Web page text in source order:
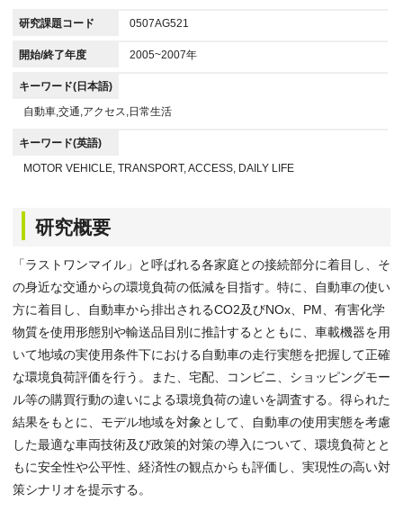
研究課題コード 0507AG521
開始/終了年度 2005~2007年
キーワード(日本語)
自動車,交通,アクセス,日常生活
キーワード(英語)
MOTOR VEHICLE, TRANSPORT, ACCESS, DAILY LIFE
研究概要
「ラストワンマイル」と呼ばれる各家庭との接続部分に着目し、そ
の身近な交通からの環境負荷の低減を目指す。特に、自動車の使い
方に着目し、自動車から排出されるCO2及びNOx、PM、有害化学
物質を使用形態別や輸送品目別に推計するとともに、車載機器を用
いて地域の実使用条件下における自動車の走行実態を把握して正確
な環境負荷評価を行う。また、宅配、コンビニ、ショッピングモー
ル等の購買行動の違いによる環境負荷の違いを調査する。得られた
結果をもとに、モデル地域を対象として、自動車の使用実態を考慮
した最適な車両技術及び政策的対策の導入について、環境負荷とと
もに安全性や公平性、経済性の観点からも評価し、実現性の高い対
策シナリオを提示する。